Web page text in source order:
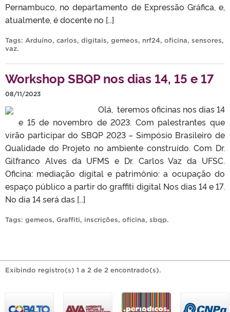
Pernambuco, no departamento de Expressão Gráfica, e,
atualmente, é docente no […]
Tags: Arduíno, carlos, digitais, gemeos, nrf24, oficina, sensores,
vaz.
Workshop SBQP nos dias 14, 15 e 17
08/11/2023
Olá, teremos oficinas nos dias 14
e 15 de novembro de 2023. Com palestrantes que
virão participar do SBQP 2023 – Simpósio Brasileiro de
Qualidade do Projeto no ambiente construído. Com Dr.
Gilfranco Alves da UFMS e Dr. Carlos Vaz da UFSC.
Oficina: mediação digital e patrimônio: a ocupação do
espaço público a partir do graffiti digital Nos dias 14 e 17.
No dia 14 será das […]
Tags: gemeos, Graffiti, inscrições, oficina, sbqp.
Exibindo registro(s) 1 a 2 de 2 encontrado(s).